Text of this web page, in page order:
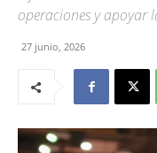
operaciones y apoyar
27 junio, 2026